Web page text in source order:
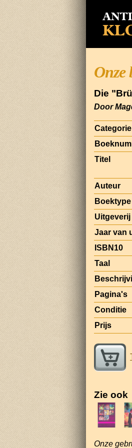
Onze
Die
Door
Categorie
Titel
Auteur
Boektype
Uitgeverij
Jaar van
ISBN10
Taal
Pagina's
Conditie
Prijs
Zie ook
Onze